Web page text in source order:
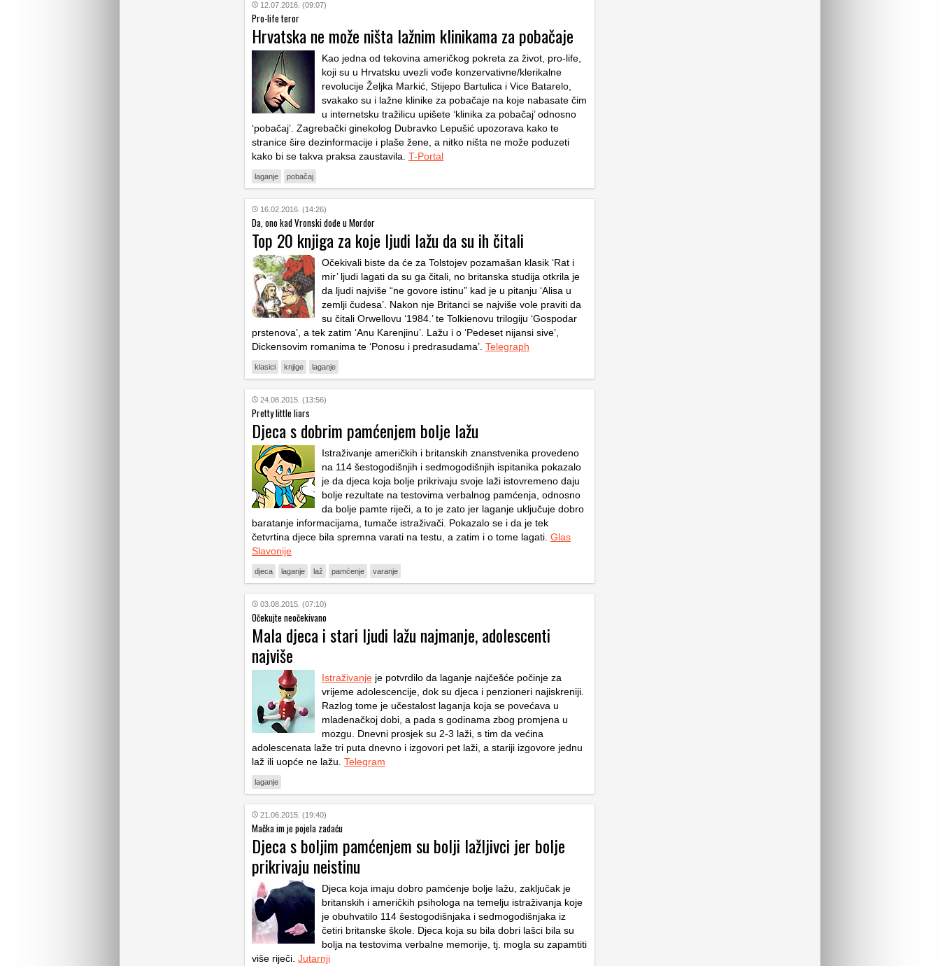
12.07.2016. (09:07)
Pro-life teror
Hrvatska ne može ništa lažnim klinikama za pobačaje
Kao jedna od tekovina američkog pokreta za život, pro-life,
koji su u Hrvatsku uvezli vođe konzervativne/klerikalne
revolucije Željka Markić, Stijepo Bartulica i Vice Batarelo,
svakako su i lažne klinike za pobačaje na koje nabasate čim
u internetsku tražilicu upišete ‘klinika za pobačaj’ odnosno
‘pobačaj’. Zagrebački ginekolog Dubravko Lepušić upozorava kako te
stranice šire dezinformacije i plaše žene, a nitko ništa ne može poduzeti
kako bi se takva praksa zaustavila. T-Portal
laganje pobačaj
16.02.2016. (14:26)
Da, ono kad Vronski dođe u Mordor
Top 20 knjiga za koje ljudi lažu da su ih čitali
Očekivali biste da će za Tolstojev pozamašan klasik ‘Rat i
mir’ ljudi lagati da su ga čitali, no britanska studija otkrila je
da ljudi najviše “ne govore istinu” kad je u pitanju ‘Alisa u
zemlji čudesa’. Nakon nje Britanci se najviše vole praviti da
su čitali Orwellovu ‘1984.’ te Tolkienovu trilogiju ‘Gospodar
prstenova’, a tek zatim ‘Anu Karenjinu’. Lažu i o ‘Pedeset nijansi sive’,
Dickensovim romanima te ‘Ponosu i predrasudama’. Telegraph
klasici knjige laganje
24.08.2015. (13:56)
Pretty little liars
Djeca s dobrim pamćenjem bolje lažu
Istraživanje američkih i britanskih znanstvenika provedeno
na 114 šestogodišnjih i sedmogodišnjih ispitanika pokazalo
je da djeca koja bolje prikrivaju svoje laži istovremeno daju
bolje rezultate na testovima verbalnog pamćenja, odnosno
da bolje pamte riječi, a to je zato jer laganje uključuje dobro
baratanje informacijama, tumače istraživači. Pokazalo se i da je tek
četvrtina djece bila spremna varati na testu, a zatim i o tome lagati. Glas
Slavonije
djeca laganje laž pamćenje varanje
03.08.2015. (07:10)
Očekujte neočekivano
Mala djeca i stari ljudi lažu najmanje, adolescenti
najviše
Istraživanje je potvrdilo da laganje najčešće počinje za
vrijeme adolescencije, dok su djeca i penzioneri najiskreniji.
Razlog tome je učestalost laganja koja se povećava u
mladenačkoj dobi, a pada s godinama zbog promjena u
mozgu. Dnevni prosjek su 2-3 laži, s tim da većina
adolescenata laže tri puta dnevno i izgovori pet laži, a stariji izgovore jednu
laž ili uopće ne lažu. Telegram
laganje
21.06.2015. (19:40)
Mačka im je pojela zadaću
Djeca s boljim pamćenjem su bolji lažljivci jer bolje
prikrivaju neistinu
Djeca koja imaju dobro pamćenje bolje lažu, zaključak je
britanskih i američkih psihologa na temelju istraživanja koje
je obuhvatilo 114 šestogodišnjaka i sedmogodišnjaka iz
četiri britanske škole. Djeca koja su bila dobri lašci bila su
bolja na testovima verbalne memorije, tj. mogla su zapamtiti
više riječi. Jutarnji